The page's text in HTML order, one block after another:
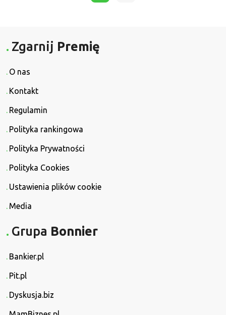
Zgarnij Premię
O nas
Kontakt
Regulamin
Polityka rankingowa
Polityka Prywatności
Polityka Cookies
Ustawienia plików cookie
Media
Grupa Bonnier
Bankier.pl
Pit.pl
Dyskusja.biz